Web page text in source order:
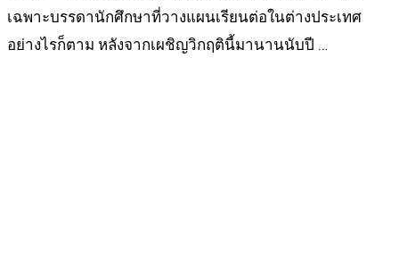
เฉพาะบรรดานักศึกษาที่วางแผนเรียนต่อในต่างประเทศ
อย่างไรก็ตาม หลังจากเผชิญวิกฤตินี้มานานนับปี …